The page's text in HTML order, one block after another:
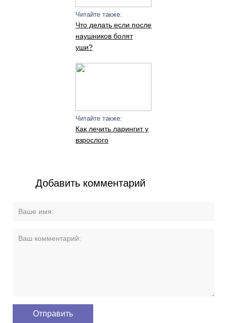
Читайте также:
Что делать если после
наушников болят
уши?
Читайте также:
Как лечить ларингит у
взрослого
Добавить комментарий